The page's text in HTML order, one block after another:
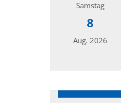
Samstag
8
Aug. 2026